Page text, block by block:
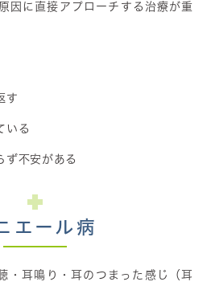
因に直接アプローチする治療が重
す
いる
ず不安がある
エール病
・耳鳴り・耳のつまった感じ（耳